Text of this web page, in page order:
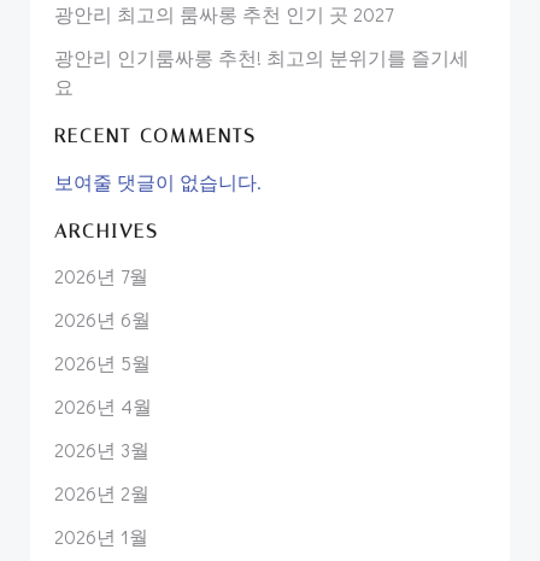
광안리 최고의 룸싸롱 추천 인기 곳 2027
광안리 인기룸싸롱 추천! 최고의 분위기를 즐기세
요
RECENT COMMENTS
보여줄 댓글이 없습니다.
ARCHIVES
2026년 7월
2026년 6월
2026년 5월
2026년 4월
2026년 3월
2026년 2월
2026년 1월